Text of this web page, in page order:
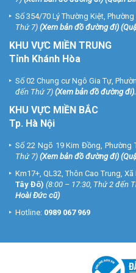
Số 354/70 Lý Thường Kiệt,
Thứ 7) (Xem bản đồ đường đi)
KHU VỰC MIỀN TRUNG
Tỉnh Khánh Hòa
Số 02 Chung cư Ngô Gia Tự,
đến Thứ 7) (Xem bản đồ đường đi).
KHU VỰC MIỀN BẮC
Tp. Hà Nội
Số 22 Ngõ 19 Kim Đồng, Phường
Thứ 7) (Xem bản đồ đường đi)
Km17+, QL32, Thôn Cao Trung,
Tây Đô) (8:00 – 17:30, Thứ 2 đến
Hoài Đức cũ)
Hotline: 0989 067 969